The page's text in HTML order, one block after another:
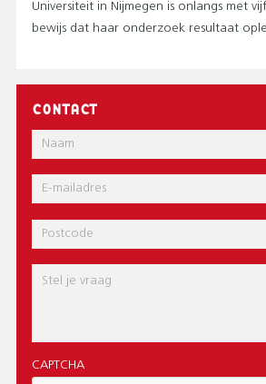
Universiteit in Nijmegen is onlangs met
bewijs dat haar onderzoek resultaat
CONTACT
Naam
E-
mail
Postcode
Bericht
CAPTCHA